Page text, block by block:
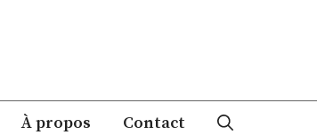
À propos Contact